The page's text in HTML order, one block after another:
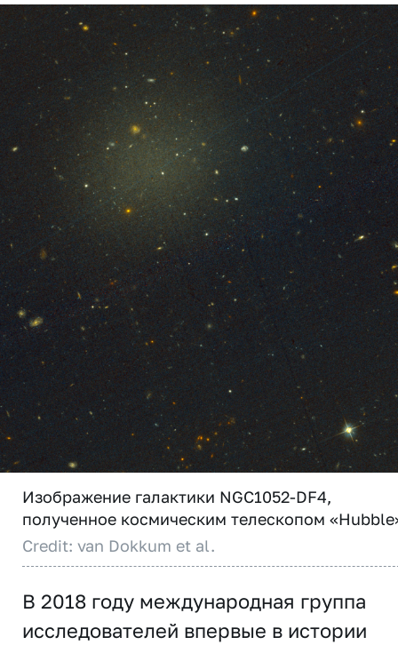
Изображение галактики NGC1052-DF4,
полученное космическим телескопом
Credit: van Dokkum et al.
В 2018 году международная группа
исследователей впервые в истории